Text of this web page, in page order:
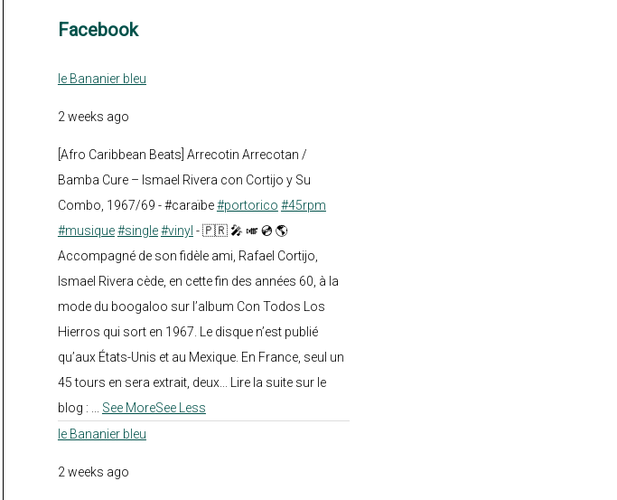
Facebook
le Bananier bleu
2 weeks ago
[Afro Caribbean Beats] Arrecotin Arrecotan /
Bamba Cure – Ismael Rivera con Cortijo y Su
Combo, 1967/69 - #caraïbe#portorico #45rpm
#musique#single#vinyl - 🇵🇷 🎤 🎺 💿 🌎
Accompagné de son fidèle ami, Rafael Cortijo,
Ismael Rivera cède, en cette fin des années 60, à la
mode du boogaloo sur l’album Con Todos Los
Hierros qui sort en 1967. Le disque n’est publié
qu’aux États-Unis et au Mexique. En France, seul un
45 tours en sera extrait, deux... Lire la suite sur le
blog :
See MoreSee Less
le Bananier bleu
2 weeks ago